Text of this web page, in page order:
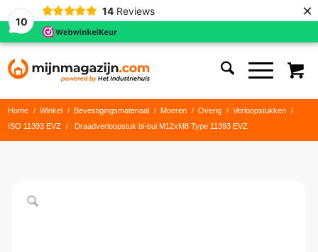
10
14 Reviews ×
Home / Winkel / Bevestigingsmateriaal / Moeren / Overig / Verloopstukken
/
ISO 11393 EVZ
/ Draadverloopstuk bi-bui M12xM8 Type 11393 EVZ